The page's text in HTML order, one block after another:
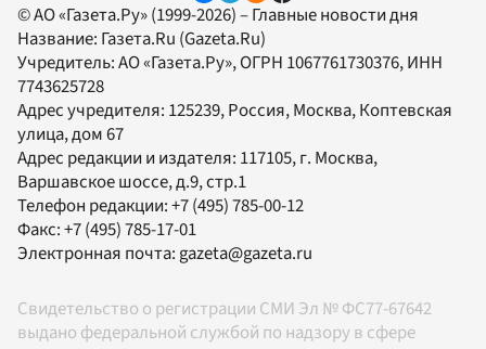
© АО «Газета.Ру» (1999-2026) – Главные новости дня
Название: Газета.Ru (Gazeta.Ru)
Учредитель:АО «Газета.Ру», ОГРН 1067761730376, ИНН
7743625728
Адрес учредителя: 125239, Россия, Москва, Коптевская
улица, дом 67
Адрес редакции и издателя: 117105, г. Москва,
Варшавское шоссе, д.9, стр.1
Телефон редакции:+7 (495) 785-00-12
Факс:+7 (495) 785-17-01
Электронная почта:gazeta@gazeta.ru
Свидетельство о регистрации СМИ Эл № ФС77-67642
выдано федеральной службой по надзору в сфере